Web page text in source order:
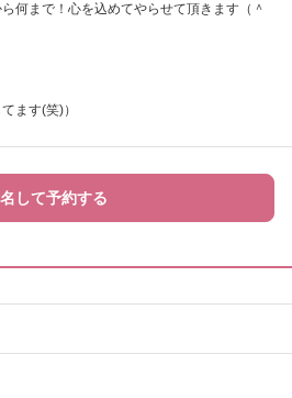
何まで！心を込めてやらせて頂きます（＾
ます(笑)）
して予約する